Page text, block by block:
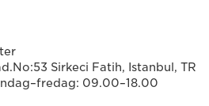
Sirkeci Fatih, Istanbul, TR
09.00–18.00